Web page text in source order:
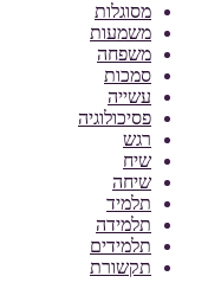
מסוגלות
משמעות
משפחה
סמכות
עשייה
פסיכולוגיה
רגש
שיח
שיחה
תלמיד
תלמידה
תלמידים
תקשורת